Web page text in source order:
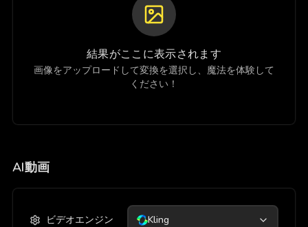
結果がここに表示されます
画像をアップロードして変換を選択し、魔法を体験して
ください！
AI動画
ビデオエンジン Kling